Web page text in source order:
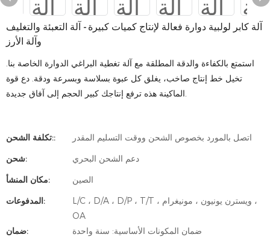
آلة كابر لولبية دوارة فعالة لإنتاج كميات كبيرة - آلة التعبئة والتغليف
وآلة الأرز
استمتع بالكفاءة والدقة المطلقة مع آلة تغطية البراغي الدوارة الخاصة بنا.
تخيل خط إنتاج صاخب، يغلق كل عبوة بسلاسة وبسرعة ودقة. دع قوة
الماكينة هذه ترفع إنتاجك كبير الحجم إلى آفاق جديدة.
تكلفة الشحن::
اتصل بالمورد بخصوص الشحن ووقت التسليم المقدر
شحن:
دعم الشحن البحري
مكان المنشأ:
الصين
المدفوعات:
L/C ، D/A ، D/P ، T/T ، ويسترن يونيون ، مونيغرام ،
OA
ضمان:
ضمان المكونات الأساسية: سنة واحدة